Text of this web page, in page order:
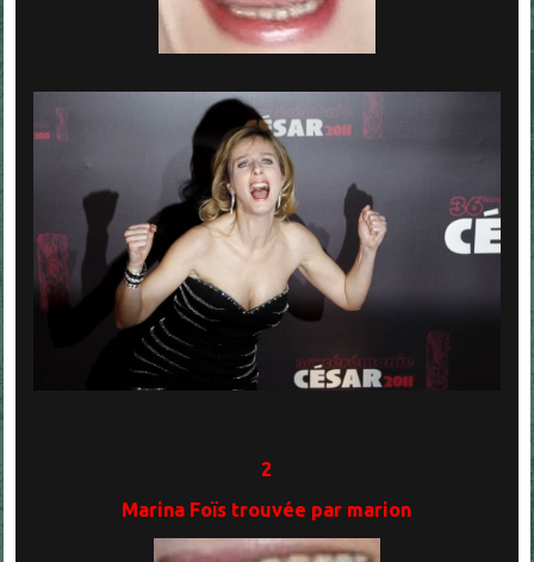
2
Marina Foïs trouvée par marion